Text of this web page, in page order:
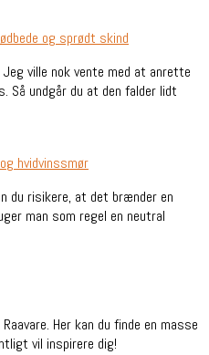
og sprødt skind
Jeg ville nok vente med at anrette
Så undgår du at den falder lidt
hvidvinssmør
du risikere, at det brænder en
man som regel en neutral
Her kan du finde en masse
vil inspirere dig!